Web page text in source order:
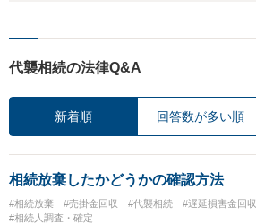
代襲相続の法律Q&A
新着順 回答数が多い順
相続放棄したかどうかの確認方法
#相続放棄 #売掛金回収 #代襲相続 #遅延損害金回収
#相続人調査・確定